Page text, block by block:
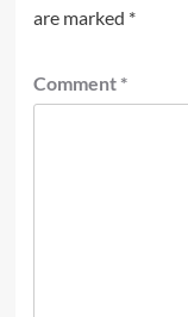
are marked *
Comment *